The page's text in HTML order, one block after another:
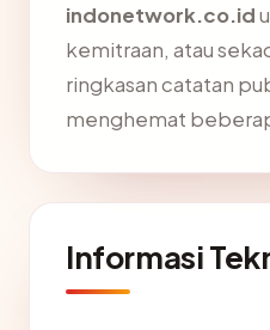
indonetwork.co.id
kemitraan, atau
ringkasan catatan
menghemat
Informasi